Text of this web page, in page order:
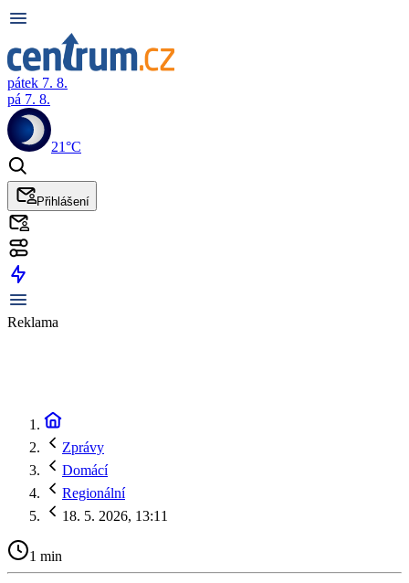
pátek 7. 8.
pá 7. 8.
21°C
Přihlášení
Reklama
Zprávy
Domácí
Regionální
18. 5. 2026, 13:11
1 min